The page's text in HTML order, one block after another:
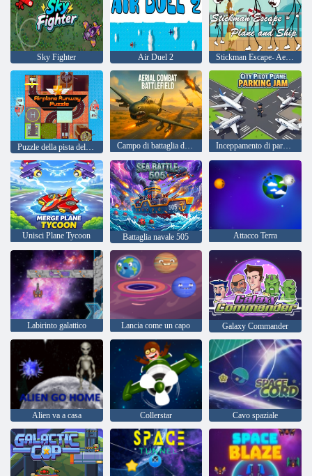
Sky Fighter Air Duel 2 Stickman Escape- Aereo e nave
Campo di battaglia del combattimento aereo Inceppamento di parcheggio dell'aereo pilota della città
Unisci Plane Tycoon Battaglia navale 505 Attacco Terra
Labirinto galattico Lancia come un capo Galaxy Commander
Alien va a casa Collerstar Cavo spaziale